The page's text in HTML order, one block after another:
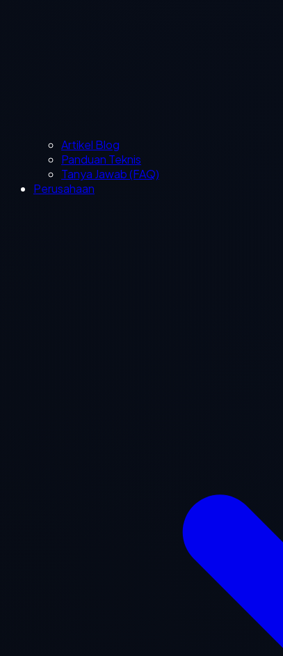
Artikel Blog
Panduan Teknis
Tanya Jawab (FAQ)
Perusahaan